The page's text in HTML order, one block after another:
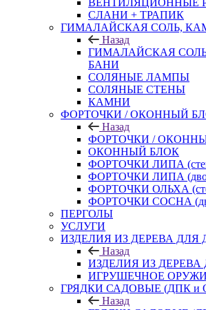
ВЕНТИЛЯЦИОННЫЕ
СЛАНИ + ТРАПИК
ГИМАЛАЙСКАЯ СОЛЬ,
Назад
ГИМАЛАЙСКАЯ
БАНИ
СОЛЯНЫЕ ЛАМПЫ
СОЛЯНЫЕ СТЕНЫ
КАМНИ
ФОРТОЧКИ / ОКОННЫЙ
Назад
ФОРТОЧКИ /
ОКОННЫЙ БЛОК
ФОРТОЧКИ ЛИПА
ФОРТОЧКИ ЛИПА
ФОРТОЧКИ ОЛЬХА
ФОРТОЧКИ СОСНА
ПЕРГОЛЫ
УСЛУГИ
ИЗДЕЛИЯ ИЗ ДЕРЕВА ДЛЯ
Назад
ИЗДЕЛИЯ ИЗ ДЕРЕВА
ИГРУШЕЧНОЕ
ГРЯДКИ САДОВЫЕ (ДПК и
Назад